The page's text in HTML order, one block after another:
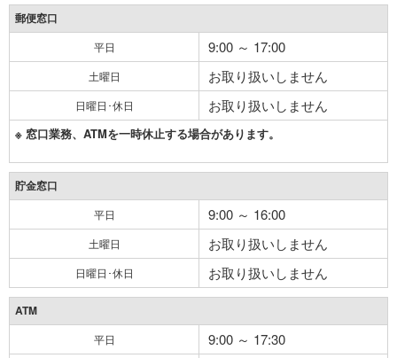
郵便窓口
平日 9:00 ～ 17:00
土曜日 お取り扱いしません
日曜日･休日 お取り扱いしません
※ 窓口業務、ATMを一時休止する場合があります。
貯金窓口
平日 9:00 ～ 16:00
土曜日 お取り扱いしません
日曜日･休日 お取り扱いしません
ATM
平日 9:00 ～ 17:30